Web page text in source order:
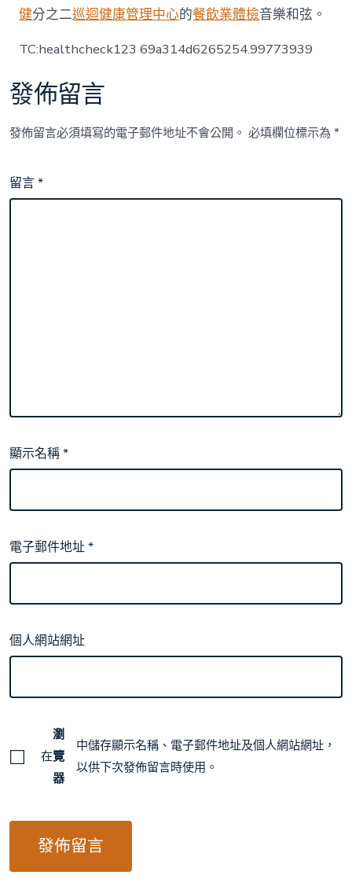
健分之二巡迴健康管理中心的餐飲業體檢音樂和弦。
TC:healthcheck123 69a314d6265254.99773939
發佈留言
發佈留言必須填寫的電子郵件地址不會公開。 必填欄位標示為*
留言*
顯示名稱*
電子郵件地址*
個人網站網址
在
瀏
覽
器
中儲存顯示名稱、電子郵件地址及個人網站網址，
以供下次發佈留言時使用。